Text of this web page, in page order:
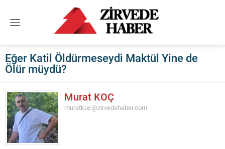
Eğer Katil Öldürmeseydi Maktül Yine de
Ölür müydü?
Murat KOÇ
muratkoc@zirvedehaber.com